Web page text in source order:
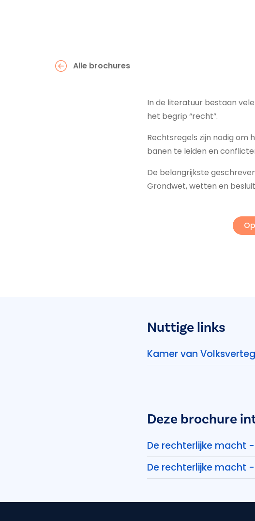
Alle brochures
In de literatuur bestaan
het begrip “recht”.
Rechtsregels zijn nodig om
banen te leiden en
De belangrijkste
Grondwet, wetten en
Nuttige links
Kamer van
Deze brochure
De rechterlijke macht
De rechterlijke macht